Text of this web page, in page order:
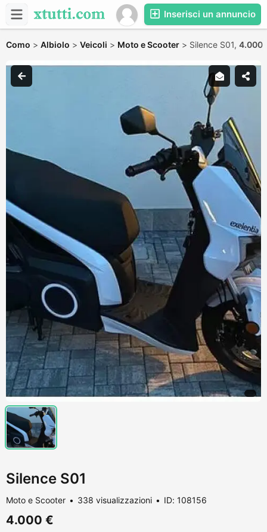
Inserisci un annuncio
Como > Albiolo > Veicoli > Moto e Scooter > Silence S01, 4.000
Silence S01
Moto e Scooter 338 visualizzazioni ID: 108156
4.000 €